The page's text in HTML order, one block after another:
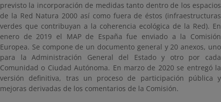
previsto la incorporación de medidas tanto dentro de los espacios
de la Red Natura 2000 así como fuera de éstos (infraestructuras
verdes que contribuyan a la coherencia ecológica de la Red). En
enero de 2019 el MAP de España fue enviado a la Comisión
Europea. Se compone de un documento general y 20 anexos, uno
para la Administración General del Estado y otro por cada
Comunidad o Ciudad Autónoma. En marzo de 2020 se entregó la
versión definitiva, tras un proceso de participación pública y
mejoras derivadas de los comentarios de la Comisión.